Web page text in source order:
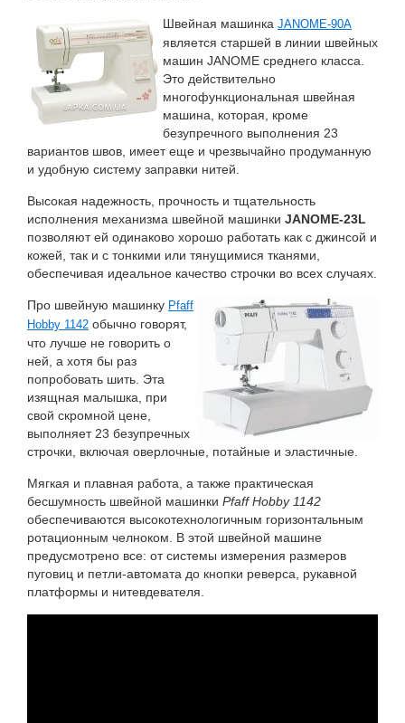
Швейная машинка JANOME-90A
является старшей в линии швейных
машин JANOME среднего класса.
Это действительно
многофункциональная швейная
машина, которая, кроме
безупречного выполнения 23
вариантов швов, имеет еще и чрезвычайно продуманную
и удобную систему заправки нитей.
Высокая надежность, прочность и тщательность
исполнения механизма швейной машинки JANOME-23L
позволяют ей одинаково хорошо работать как с джинсой и
кожей, так и с тонкими или тянущимися тканями,
обеспечивая идеальное качество строчки во всех случаях.
Про швейную машинку Pfaff
Hobby 1142 обычно говорят,
что лучше не говорить о
ней, а хотя бы раз
попробовать шить. Эта
изящная малышка, при
свой скромной цене,
выполняет 23 безупречных
строчки, включая оверлочные, потайные и эластичные.
Мягкая и плавная работа, а также практическая
бесшумность швейной машинки Pfaff Hobby 1142
обеспечиваются высокотехнологичным горизонтальным
ротационным челноком. В этой швейной машине
предусмотрено все: от системы измерения размеров
пуговиц и петли-автомата до кнопки реверса, рукавной
платформы и нитевдевателя.